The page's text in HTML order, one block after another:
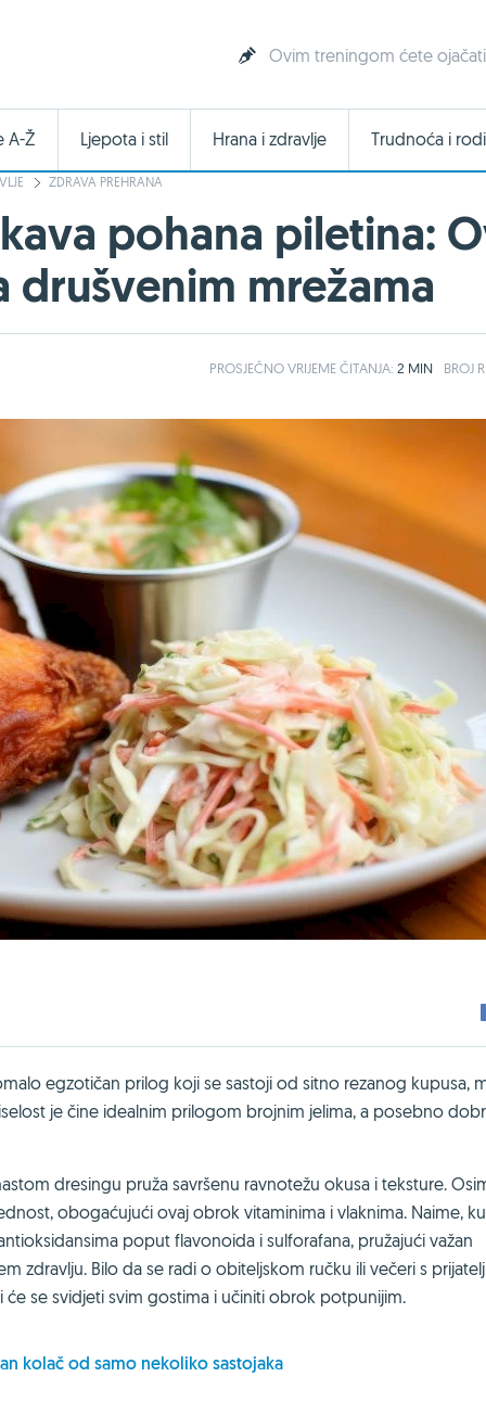
Ovim treningom ćete
A-Ž Ljepota i stil Hrana i zdravlje Trudnoća i
ZDRAVA PREHRANA
pohana piletina:
mrežama
PROSJEČNOVRIJEME ČITANJA: 2 MIN BROJ
egzotičan prilog koji se sastoji od sitno rezanog kupusa,
je čine idealnim prilogom brojnim jelima, a posebno
dresingu pruža savršenu ravnotežu okusa i teksture.
obogaćujući ovaj obrok vitaminima i vlaknima. Naime,
poput flavonoida i sulforafana, pružajući važan
zdravlju. Bilo da se radi o obiteljskom ručku ili večeri s
se svidjeti svim gostima i učiniti obrok potpunijim.
kolač od samo nekoliko sastojaka